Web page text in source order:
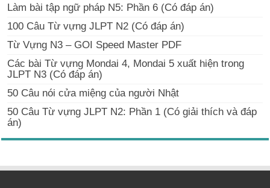
Làm bài tập ngữ pháp N5: Phần 6 (Có đáp án)
100 Câu Từ vựng JLPT N2 (Có đáp án)
Từ Vựng N3 – GOI Speed Master PDF
Các bài Từ vựng Mondai 4, Mondai 5 xuất hiện trong
JLPT N3 (Có đáp án)
50 Câu nói cửa miệng của người Nhật
50 Câu Từ vựng JLPT N2: Phần 1 (Có giải thích và đáp
án)